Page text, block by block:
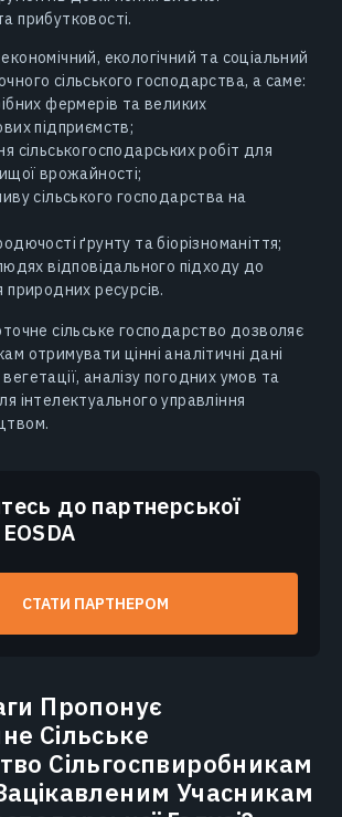
прибутковості.
екологічний та соціальний
сільського господарства, а саме:
фермерів та великих
підприємств;
сільськогосподарських робіт для
врожайності;
сільського господарства на
ґрунту та біорізноманіття;
відповідального підходу до
ресурсів.
сільське господарство дозволяє
отримувати цінні аналітичні дані
аналізу погодних умов та
інтелектуального управління
до партнерської
СТАТИ ПАРТНЕРОМ
Пропонує
Сільське
Сільгоспвиробникам
Учасникам